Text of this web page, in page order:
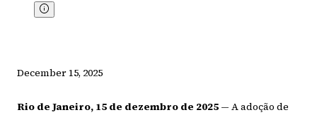
December 15, 2025
Rio de Janeiro, 15 de dezembro de 2025 — A adoção de